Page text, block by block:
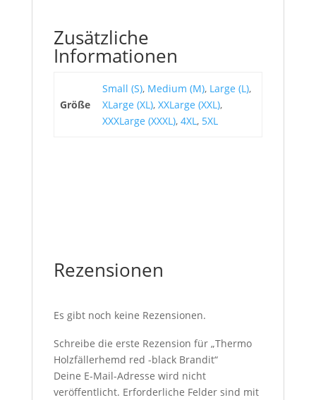
Zusätzliche
Informationen
Größe
Small (S), Medium (M), Large (L),
XLarge (XL), XXLarge (XXL),
XXXLarge (XXXL), 4XL , 5XL
Rezensionen
Es gibt noch keine Rezensionen.
Schreibe die erste Rezension für „Thermo
Holzfällerhemd red -black Brandit“
Deine E-Mail-Adresse wird nicht
veröffentlicht. Erforderliche Felder sind mit